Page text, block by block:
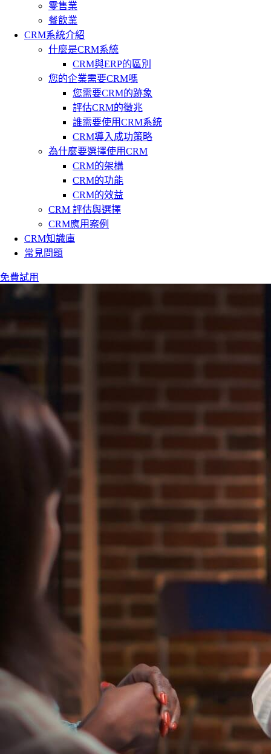
零售業
餐飲業
CRM系統介紹
什麼是CRM系統
CRM與ERP的區別
您的企業需要CRM嗎
您需要CRM的跡象
評估CRM的徵兆
誰需要使用CRM系統
CRM導入成功策略
為什麼要選擇使用CRM
CRM的架構
CRM的功能
CRM的效益
CRM 評估與選擇
CRM應用案例
CRM知識庫
常見問題
免費試用